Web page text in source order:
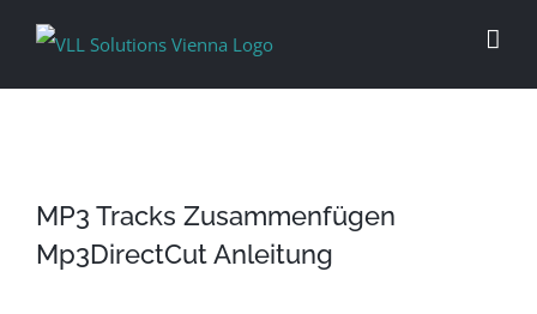
MP3 Tracks Zusammenfügen
Mp3DirectCut Anleitung